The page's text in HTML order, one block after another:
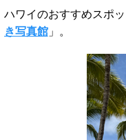
ハワイのおすすめスポ
き写真館」。